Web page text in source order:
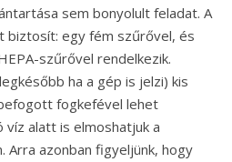
sem bonyolult feladat. A
biztosít: egy fém szűrővel, és
szűrővel rendelkezik.
ha a gép is jelzi) kis
fogkefével lehet
alatt is elmoshatjuk a
azonban figyeljünk, hogy